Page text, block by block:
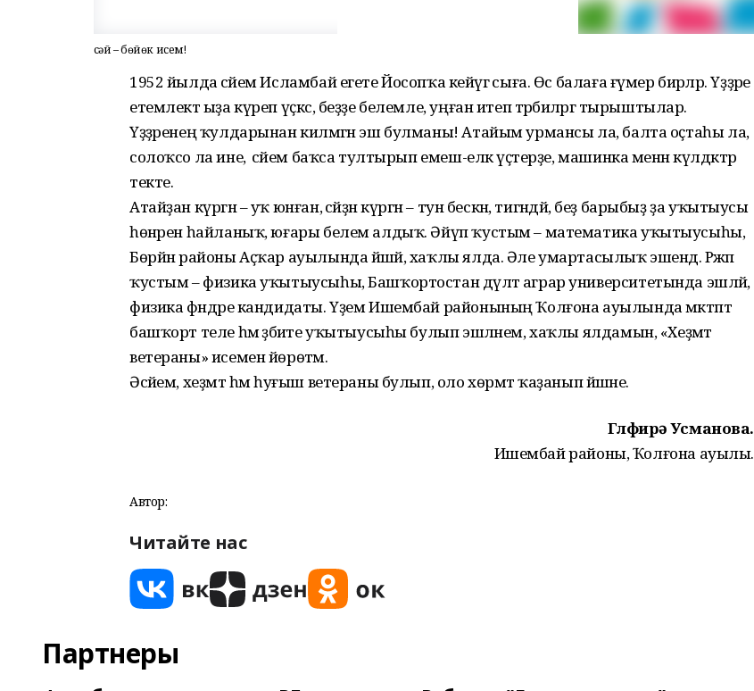
Әсәй – бөйөк исем!
1952 йылда әсәйем Исламбай егете Йосопҡа кейәүгә сыға. Өс балаға ғүмер бирәләр. Үҙҙәре
етемлектә ыҙа күреп үҫкәс, беҙҙе белемле, уңған итеп тәрбиәләргә тырыштылар.
Үҙҙәренең ҡулдарынан килмәгән эш булманы! Атайым урмансы ла, балта оҫтаһы ла,
солоҡсо ла ине, ә әсәйем баҡса тултырып емеш-еләк үҫтерҙе, машинка менән күлдәктәр
текте.
Атайҙан күргән – уҡ юнған, әсәйҙән күргән – тун бескән, тигәндәй, беҙ барыбыҙ ҙа уҡытыусы
һөнәрен һайланыҡ, юғары белем алдыҡ. Әйүп ҡустым – математика уҡытыусыһы,
Бөрйән районы Аҫҡар ауылында йәшәй, хаҡлы ялда. Әле умартасылыҡ эшендә. Рәжәп
ҡустым – физика уҡытыусыһы, Башҡортостан дәүләт аграр университетында эшләй,
физика фәндәре кандидаты. Үҙем Ишембай районының Ҡолғона ауылында мәктәптә
башҡорт теле һәм әҙәбиәте уҡытыусыһы булып эшләнем, хаҡлы ялдамын, «Хеҙмәт
ветераны» исемен йөрөтәм.
Әсәйем, хеҙмәт һәм һуғыш ветераны булып, оло хөрмәт ҡаҙанып йәшәне.
Гөлфирә Усманова.
Ишембай районы, Ҡолғона ауылы.
Автор:
Читайте нас
Партнеры